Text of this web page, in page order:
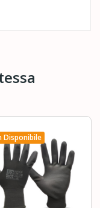
Disponibile